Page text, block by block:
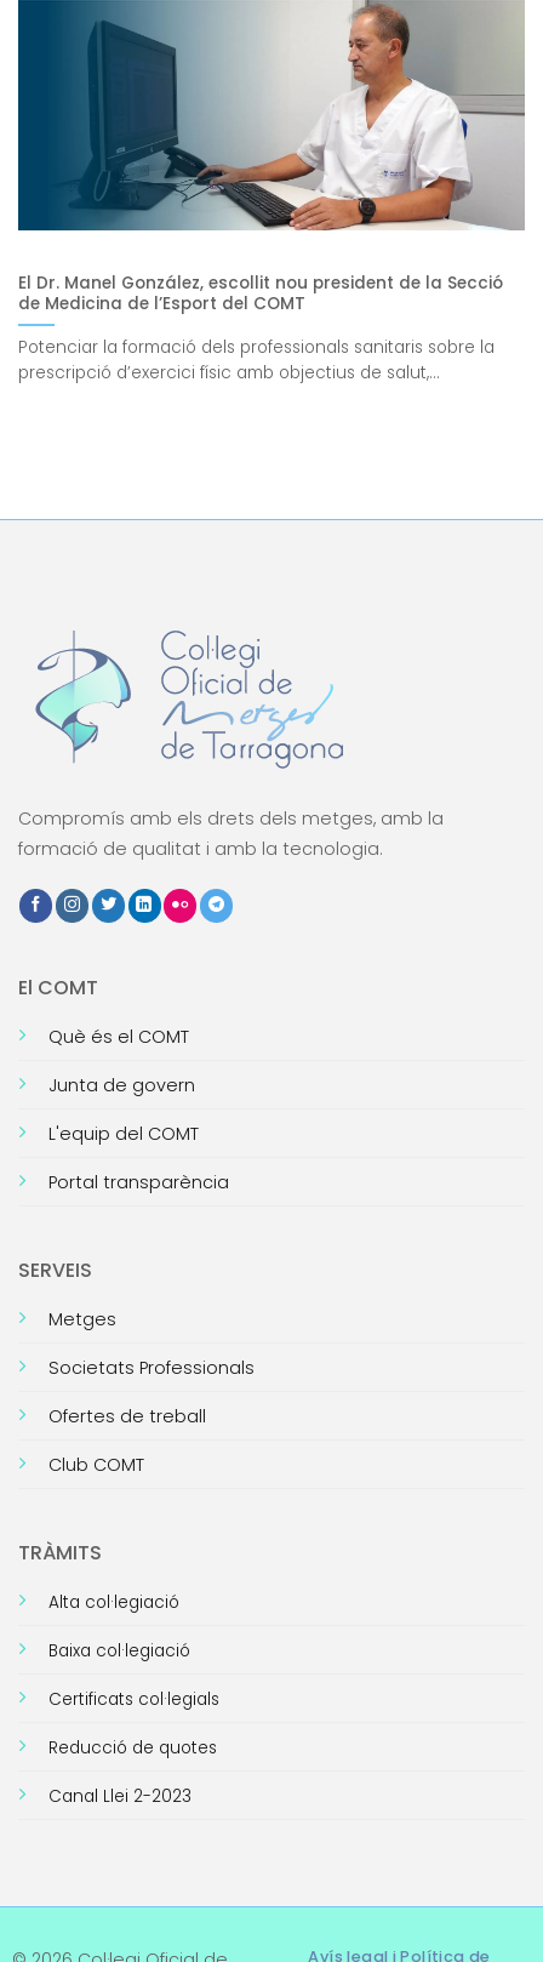
El Dr. Manel González, escollit nou president de la Secció
de Medicina de l’Esport del COMT
Potenciar la formació dels professionals sanitaris sobre la
prescripció d’exercici físic amb objectius de salut,...
Compromís amb els drets dels metges, amb la
formació de qualitat i amb la tecnologia.
El COMT
Què és el COMT
Junta de govern
L'equip del COMT
Portal transparència
SERVEIS
Metges
Societats Professionals
Ofertes de treball
Club COMT
TRÀMITS
Alta col·legiació
Baixa col·legiació
Certificats col·legials
Reducció de quotes
Canal Llei 2-2023
Avís legal i Política de